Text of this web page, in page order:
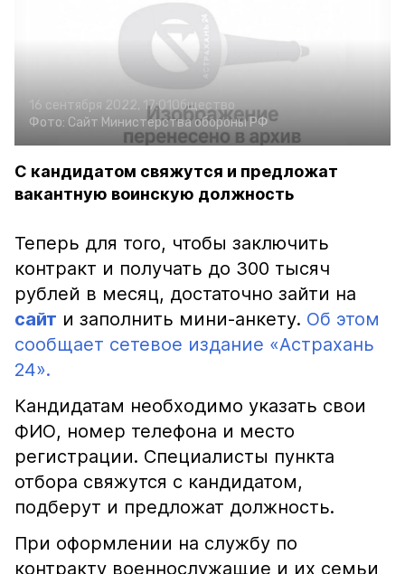
16 сентября 2022, 17:01 Общество
Фото: Сайт Министерства обороны РФ
С кандидатом свяжутся и предложат
вакантную воинскую должность
Теперь для того, чтобы заключить
контракт и получать до 300 тысяч
рублей в месяц, достаточно зайти на
сайт и заполнить мини-анкету. Об этом
сообщает сетевое издание «Астрахань
24».
Кандидатам необходимо указать свои
ФИО, номер телефона и место
регистрации. Специалисты пункта
отбора свяжутся с кандидатом,
подберут и предложат должность.
При оформлении на службу по
контракту военнослужащие и их семьи